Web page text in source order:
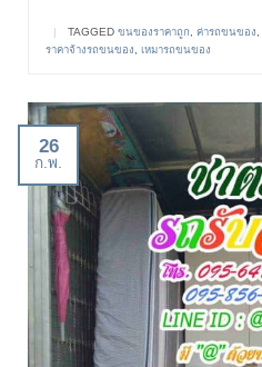
| TAGGED ขนของราคาถูก ค่ารถขนของ
ราคาจ้างรถขนของ
เหมารถขนของ
26
ก.พ.